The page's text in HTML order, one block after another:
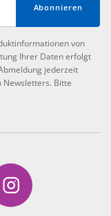
Abonnieren
von
Ihrer Daten erfolgt
jederzeit
Newsletters. Bitte